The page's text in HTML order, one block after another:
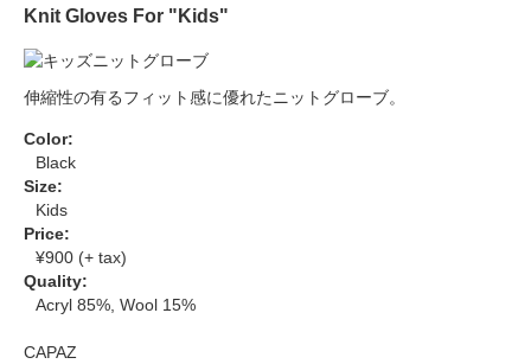
Knit Gloves For "Kids"
伸縮性の有るフィット感に優れたニットグローブ。
Color:
Black
Size:
Kids
Price:
¥900 (+ tax)
Quality:
Acryl 85%, Wool 15%
CAPAZ